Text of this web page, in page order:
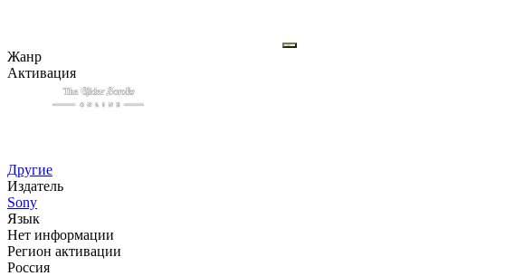
Жанр
Активация
Другие
Издатель
Sony
Язык
Нет информации
Регион активации
Россия